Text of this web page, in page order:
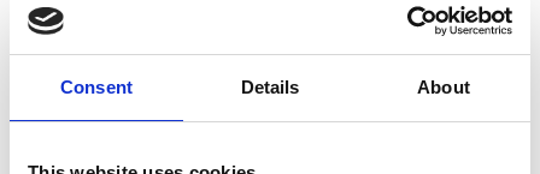
Consent Details About
Hoe moet u deze ligbedden